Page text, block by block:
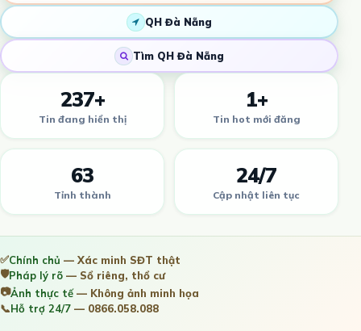
QH Đà Nẵng
Tìm QH Đà Nẵng
237+
Tin đang hiển thị
1+
Tin hot mới đăng
63
Tỉnh thành
24/7
Cập nhật liên tục
✅Chính chủ — Xác minh SĐT thật
🛡️Pháp lý rõ — Sổ riêng, thổ cư
📷Ảnh thực tế— Không ảnh minh họa
📞Hỗ trợ 24/7 — 0866.058.088